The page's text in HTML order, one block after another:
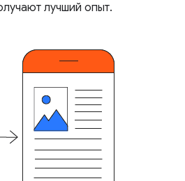
лучший опыт.